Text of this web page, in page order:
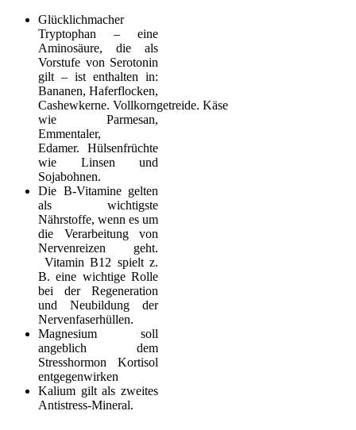
Glücklichmacher
Tryptophan – eine
Aminosäure, die als
Vorstufe von Serotonin
gilt – ist enthalten in:
Bananen, Haferflocken,
Cashewkerne. Vollkorngetreide. Käse
wie Parmesan,
Emmentaler,
Edamer. Hülsenfrüchte
wie Linsen und
Sojabohnen.
Die B-Vitamine gelten
als wichtigste
Nährstoffe, wenn es um
die Verarbeitung von
Nervenreizen geht.
Vitamin B12 spielt z.
B. eine wichtige Rolle
bei der Regeneration
und Neubildung der
Nervenfaserhüllen.
Magnesium soll
angeblich dem
Stresshormon Kortisol
entgegenwirken
Kalium gilt als zweites
Antistress-Mineral.